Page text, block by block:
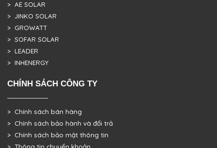
> AE SOLAR
> JINKO SOLAR
> GROWATT
> SOFAR SOLAR
> LEADER
> INHENERGY
CHÍNH SÁCH CÔNG TY
> Chính sách bán hàng
> Chính sách bảo hành và đổi trả
> Chính sách bảo mật thông tin